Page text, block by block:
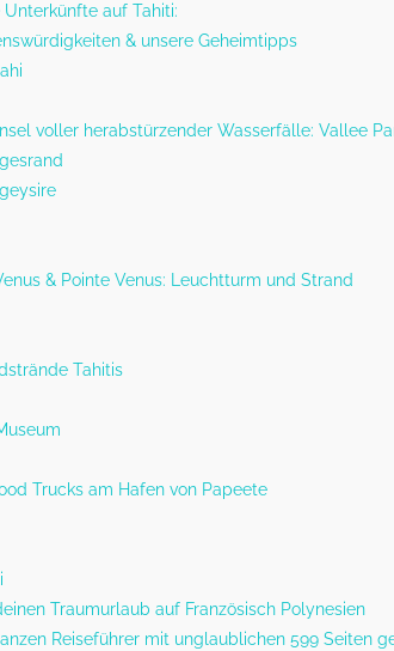
auf Tahiti:
& unsere Geheimtipps
voller herabstürzender Wasserfälle: Vallee
& Pointe Venus: Leuchtturm und Strand
Tahitis
Trucks am Hafen von Papeete
Traumurlaub auf Französisch Polynesien
Reiseführer mit unglaublichen 599 Seiten